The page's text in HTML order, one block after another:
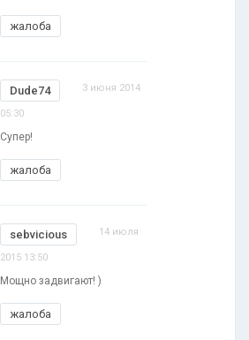
жалоба
Dude74 3 июня 2014
05:30
Супер!
жалоба
sebvicious 14 июля
2015 13:50
Мощно задвигают! )
жалоба